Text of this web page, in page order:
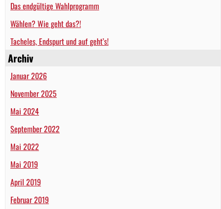
Das endgültige Wahlprogramm
Wählen? Wie geht das?!
Tacheles, Endspurt und auf geht’s!
Archiv
Januar 2026
November 2025
Mai 2024
September 2022
Mai 2022
Mai 2019
April 2019
Februar 2019